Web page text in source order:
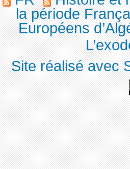
la période
Européens
Site réalisé avec